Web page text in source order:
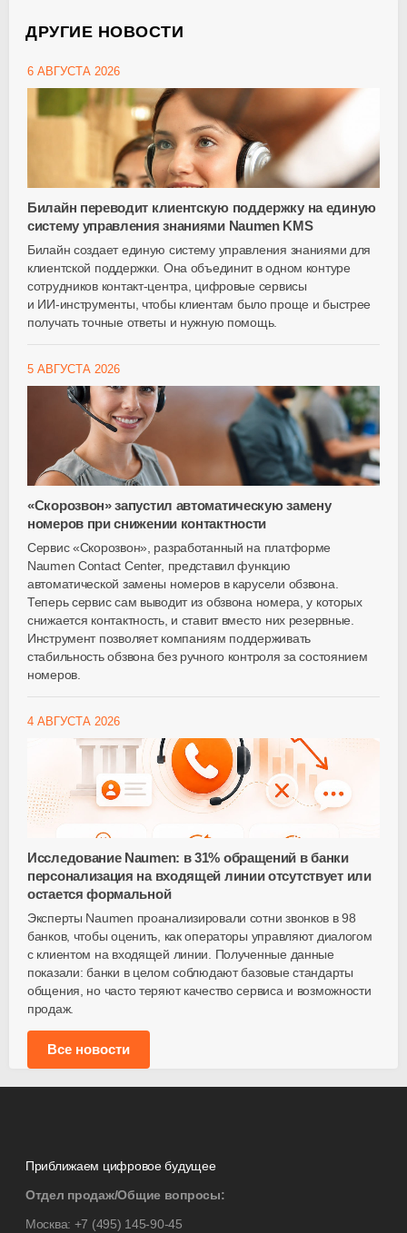
ДРУГИЕ НОВОСТИ
6 АВГУСТА 2026
Билайн переводит клиентскую поддержку на единую
систему управления знаниями Naumen KMS
Билайн создает единую систему управления знаниями для
клиентской поддержки. Она объединит в одном контуре
сотрудников контакт-центра, цифровые сервисы
и ИИ-инструменты, чтобы клиентам было проще и быстрее
получать точные ответы и нужную помощь.
5 АВГУСТА 2026
«Скорозвон» запустил автоматическую замену
номеров при снижении контактности
Сервис «Скорозвон», разработанный на платформе
Naumen Contact Center, представил функцию
автоматической замены номеров в карусели обзвона.
Теперь сервис сам выводит из обзвона номера, у которых
снижается контактность, и ставит вместо них резервные.
Инструмент позволяет компаниям поддерживать
стабильность обзвона без ручного контроля за состоянием
номеров.
4 АВГУСТА 2026
Исследование Naumen: в 31% обращений в банки
персонализация на входящей линии отсутствует или
остается формальной
Эксперты Naumen проанализировали сотни звонков в 98
банков, чтобы оценить, как операторы управляют диалогом
с клиентом на входящей линии. Полученные данные
показали: банки в целом соблюдают базовые стандарты
общения, но часто теряют качество сервиса и возможности
продаж.
Все новости
Приближаем цифровое будущее
Отдел продаж/Общие вопросы:
Москва: +7 (495) 145-90-45